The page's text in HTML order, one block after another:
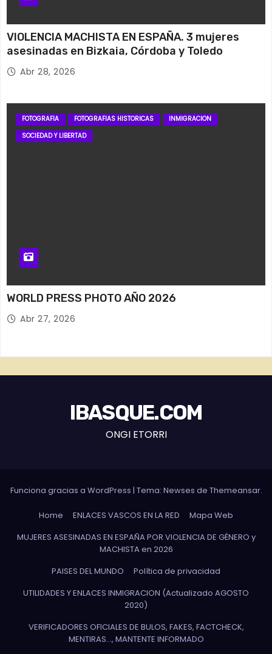
VIOLENCIA MACHISTA EN ESPAÑA. 3 mujeres
asesinadas en Bizkaia, Córdoba y Toledo
Abr 28, 2026
FOTOGRAFIA FOTOGRAFIAS HISTORICAS
INMIGRACION
SOCIEDAD Y LIBERTAD
WORLD PRESS PHOTO AÑO 2026
Abr 27, 2026
IBASQUE.COM
ONGI ETORRI
Funciona gracias a WordPress | Tema: Newses de Themeansar.
Home ENLACES VASCOS EN LA RED
Mapa Web
MUJERES ASESINADAS EN ESPAÑA POR VIOLENCIA DE GÉNERO y
MACHISTA en 2026
PAISES DEL MUNDO
Política de privacidad
UTILIDADES Y ENLACES INMIGRACION (Actualizado AGOSTO
2020)
VERIFICADORES OFICIALES DE BULOS, FAKES, FACTCHECK,
MENTIRAS…, MANTENTE INFORMADO